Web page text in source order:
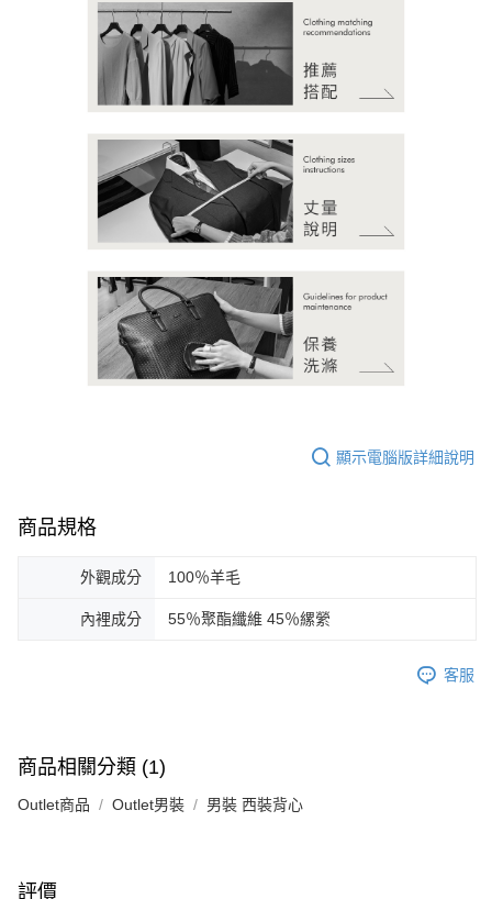
顯示電腦版詳細說明
商品規格
外觀成分 100％羊毛
內裡成分 55％聚酯纖維 45％縲縈
客服
商品相關分類 (1)
Outlet商品 Outlet男裝 男裝 西裝背心
評價